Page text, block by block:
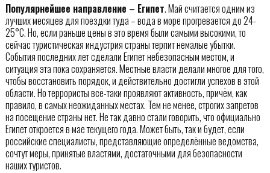
Популярнейшее направление – Египет. Май считается одним из
лучших месяцев для поездки туда – вода в море прогревается до 24-
25°C. Но, если раньше цены в это время были самыми высокими, то
сейчас туристическая индустрия страны терпит немалые убытки.
События последних лет сделали Египет небезопасным местом, и
ситуация эта пока сохраняется. Местные власти делали многое для того,
чтобы восстановить порядок, и действительно достигли успехов в этой
области. Но террористы всё-таки проявляют активность, причём, как
правило, в самых неожиданных местах. Тем не менее, строгих запретов
на посещение страны нет. Не так давно стали говорить, что официально
Египет откроется в мае текущего года. Может быть, так и будет, если
российские специалисты, представляющие определённые ведомства,
сочтут меры, принятые властями, достаточными для безопасности
наших туристов.